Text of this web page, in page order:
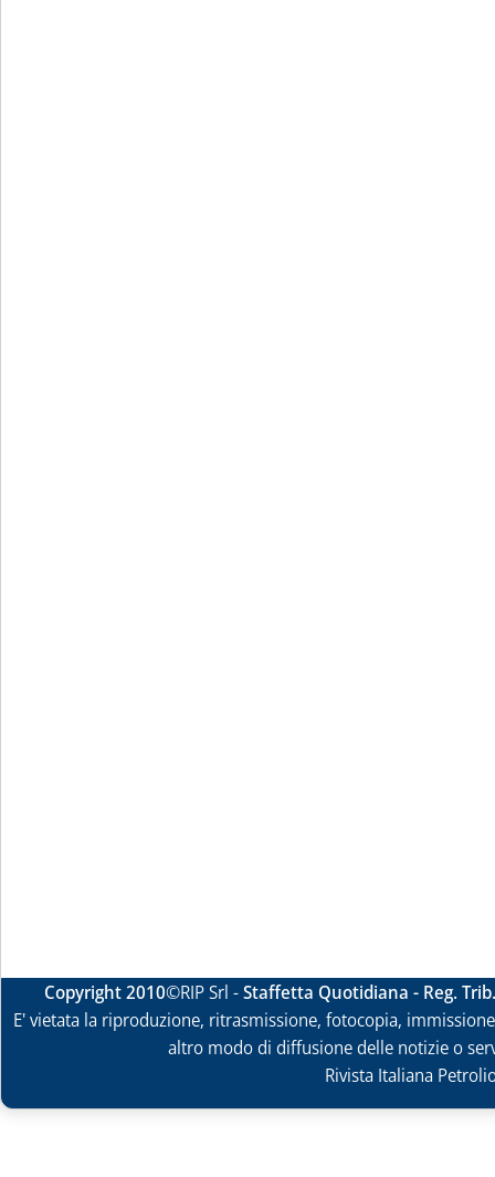
Copyright 2010©RIP Srl -Staffetta Quotidiana - Reg.
E' vietata la riproduzione, ritrasmissione, fotocopia,
altro modo di diffusione delle notizie o
Rivista Italiana